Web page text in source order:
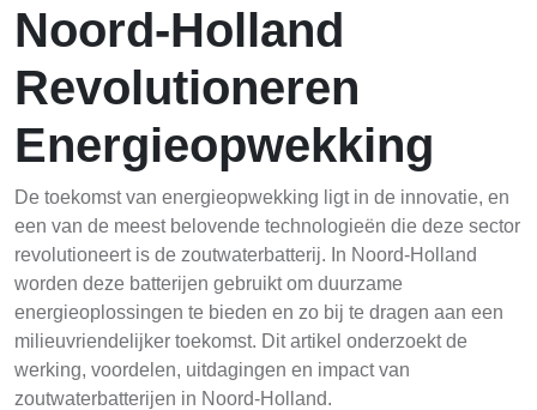
Noord-Holland
Revolutioneren
Energieopwekking
De toekomst van energieopwekking ligt in de innovatie, en
een van de meest belovende technologieën die deze sector
revolutioneert is de zoutwaterbatterij. In Noord-Holland
worden deze batterijen gebruikt om duurzame
energieoplossingen te bieden en zo bij te dragen aan een
milieuvriendelijker toekomst. Dit artikel onderzoekt de
werking, voordelen, uitdagingen en impact van
zoutwaterbatterijen in Noord-Holland.